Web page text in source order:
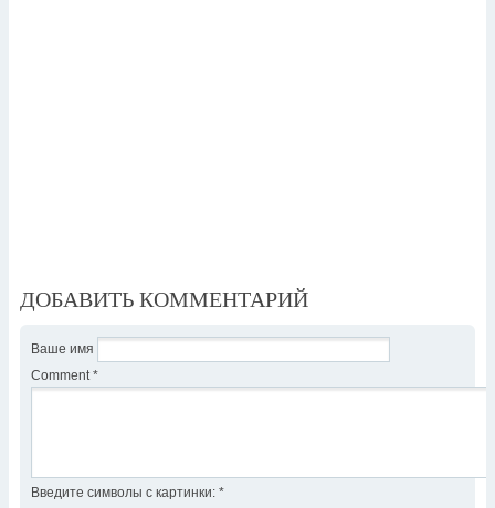
ДОБАВИТЬ КОММЕНТАРИЙ
Ваше имя
Comment *
Введите символы с картинки: *